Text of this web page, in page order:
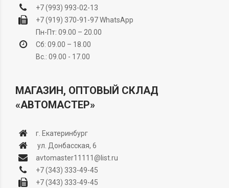
+7 (993) 993-02-13
+7 (919) 370-91-97WhatsApp
Пн-Пт: 09.00 – 20.00
Сб: 09.00 – 18.00
Вс.: 09.00 - 17.00
МАГАЗИН, ОПТОВЫЙ СКЛАД
«АВТОМАСТЕР»
г. Екатеринбург
ул. Донбасская, 6
avtomaster11111@list.ru
+7 (343) 333-49-45
+7 (343) 333-49-45